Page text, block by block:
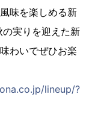
味を楽しめる新
実りを迎えた新
わいでぜひお楽
lineup/?